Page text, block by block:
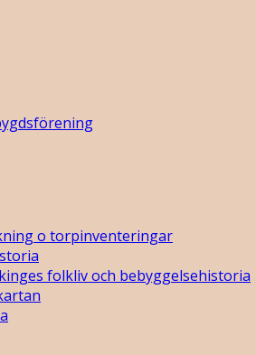
o torpinventeringar
folkliv och bebyggelsehistoria